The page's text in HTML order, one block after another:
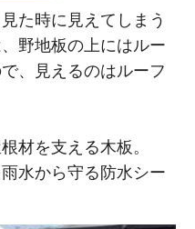
た時に見えてしまう
野地板の上にはルー
、見えるのはルーフ
材を支える木板。
水から守る防水シー